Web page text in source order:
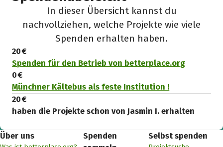
In dieser Übersicht kannst du
nachvollziehen, welche Projekte wie viele
Spenden erhalten haben.
20 €
Spenden für den Betrieb von betterplace.org
0 €
Münchner Kältebus als feste Institution !
20 €
haben die Projekte schon von Jasmin I. erhalten
Über uns
Spenden
Selbst spenden